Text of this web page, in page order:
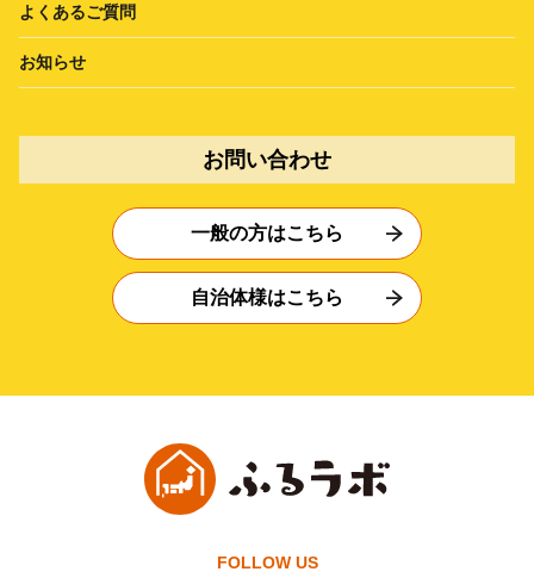
よくあるご質問
お知らせ
お問い合わせ
一般の方はこちら
自治体様はこちら
FOLLOW US